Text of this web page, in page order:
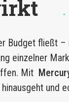
Budget fließt
einzelner
Mit
und